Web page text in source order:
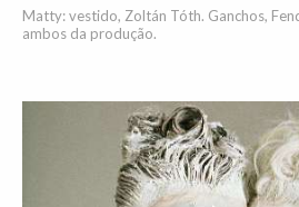
Matty: vestido, Zoltán Tóth. Ganchos,
ambos da produção.